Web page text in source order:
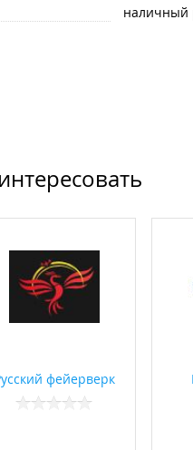
наличный
фейерверк